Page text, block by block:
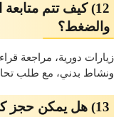
12) كيف تتم
والضغط؟
زيارات دورية، مراجعة
ونشاط بدني، مع طلب
13) هل يمكن